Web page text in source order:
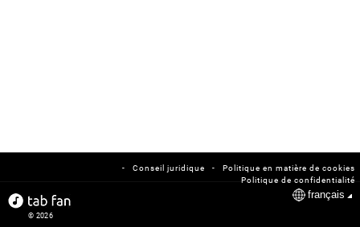
Politique en matière de cookies
-
Conseil juridique
-
Politique de confidentialité
français
© 2026